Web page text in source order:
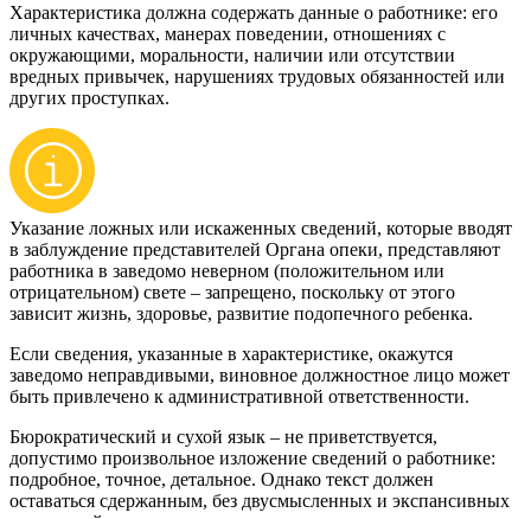
Характеристика должна содержать данные о работнике: его
личных качествах, манерах поведении, отношениях с
окружающими, моральности, наличии или отсутствии
вредных привычек, нарушениях трудовых обязанностей или
других проступках.
Указание ложных или искаженных сведений, которые вводят
в заблуждение представителей Органа опеки, представляют
работника в заведомо неверном (положительном или
отрицательном) свете – запрещено, поскольку от этого
зависит жизнь, здоровье, развитие подопечного ребенка.
Если сведения, указанные в характеристике, окажутся
заведомо неправдивыми, виновное должностное лицо может
быть привлечено к административной ответственности.
Бюрократический и сухой язык – не приветствуется,
допустимо произвольное изложение сведений о работнике:
подробное, точное, детальное. Однако текст должен
оставаться сдержанным, без двусмысленных и экспансивных